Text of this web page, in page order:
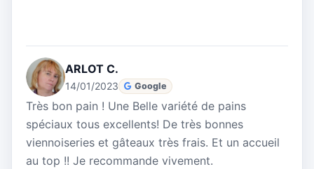
ARLOT C.
14/01/2023 Google
Très bon pain ! Une Belle variété de pains
spéciaux tous excellents! De très bonnes
viennoiseries et gâteaux très frais. Et un accueil
au top !! Je recommande vivement.